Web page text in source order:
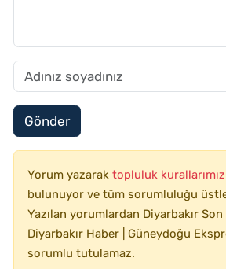
Gönder
Yorum yazarak topluluk
bulunuyor ve tüm sorumluluğu
Yazılan yorumlardan Diyarbakır
Diyarbakır Haber | Güneydoğu
sorumlu tutulamaz.